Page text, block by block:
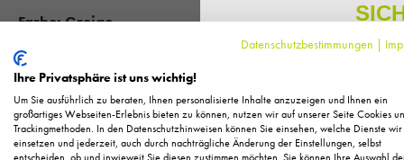
Farbe: Greige
Perfektionieren Sie Ihre Augenbrauen. Dieser Eyebrow Pencil
bringt ihre Augenbrauen in Form und definiert die Konturen.
Ohne Parabene!
Melden Sie sich zu
regelmäßig exklusive
Pflege, neue Produkte
Als kleines Dankeschön für
Ihnen150 Fuchstaler*, die
Einkauf
Datenschutzbestimmungen |
Ihre Privatsphäre ist uns wichtig!
Um Sie ausführlich zu beraten, Ihnen personalisierte Inhalte anzuzeigen und Ihnen ein
großartiges Webseiten-Erlebnis bieten zu können, nutzen wir auf unserer Seite Cookies
Trackingmethoden. In den Datenschutzhinweisen können Sie einsehen, welche Dienste wir
einsetzen und jederzeit, auch durch nachträgliche Änderung der Einstellungen, selbst